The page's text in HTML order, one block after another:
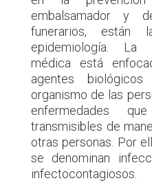
embalsamador y
funerarios,
epidemiología. La
médica está
agentes
organismo de las
enfermedades
transmisibles de
otras personas. Por
se denominan
infectocontagiosos.